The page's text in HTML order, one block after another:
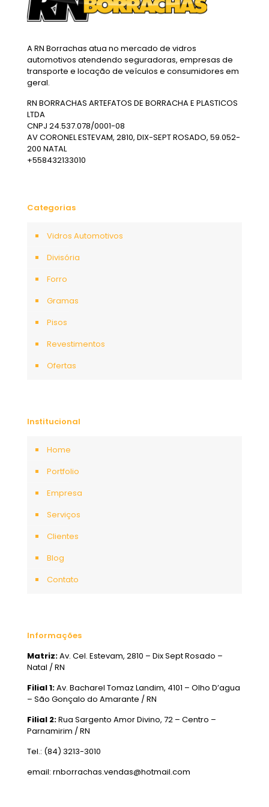
A RN Borrachas atua no mercado de vidros
automotivos atendendo seguradoras, empresas de
transporte e locação de veículos e consumidores em
geral.
RN BORRACHAS ARTEFATOS DE BORRACHA E PLASTICOS
LTDA
CNPJ 24.537.078/0001-08
AV CORONEL ESTEVAM, 2810, DIX-SEPT ROSADO, 59.052-
200 NATAL
+558432133010
Categorias
Vidros Automotivos
Divisória
Forro
Gramas
Pisos
Revestimentos
Ofertas
Institucional
Home
Portfolio
Empresa
Serviços
Clientes
Blog
Contato
Informações
Matriz:Av. Cel. Estevam, 2810 – Dix Sept Rosado –
Natal / RN
Filial 1:Av. Bacharel Tomaz Landim, 4101 – Olho D’agua
– São Gonçalo do Amarante / RN
Filial 2:Rua Sargento Amor Divino, 72 – Centro –
Parnamirim / RN
Tel.: (84) 3213-3010
email: rnborrachas.vendas@hotmail.com